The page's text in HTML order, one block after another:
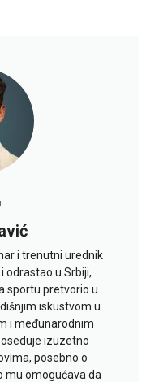
i trenutni urednik
odrastao u Srbiji,
sportu pretvorio u
iskustvom u
i međunarodnim
izuzetno
posebno o
mu omogućava da